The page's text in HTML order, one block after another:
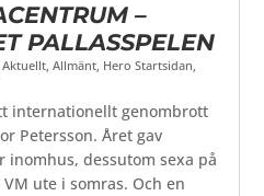
–
PALLASSPELEN
Aktuellt,Allmänt, Hero Startsidan,
internationellt genombrott
Petersson. Året gav
inomhus, dessutom sexa på
ute i somras. Och en